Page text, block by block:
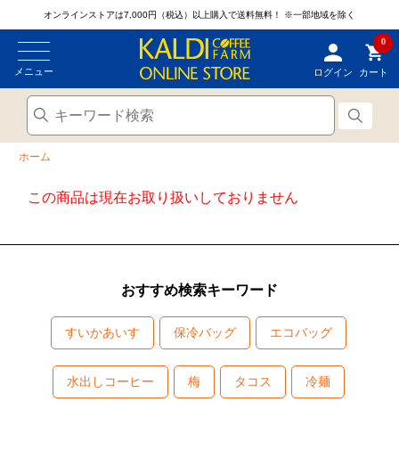
オンラインストアは7,000円（税込）以上購入で送料無料！ ※一部地域を除く
メニュー ログイン
0
カート
ホーム
この商品は現在お取り扱いしておりません
おすすめ検索キーワード
すいかあいす 保冷バッグ エコバッグ
水出しコーヒー 梅 タコス 冷麺